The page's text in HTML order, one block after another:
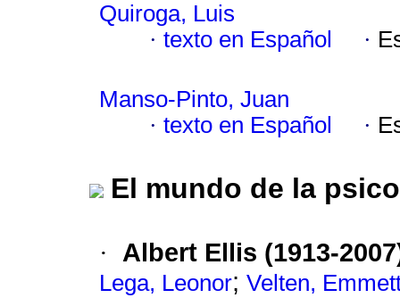
Quiroga, Luis
· texto en Español ·
Manso-Pinto, Juan
· texto en Español ·
El mundo de la
· Albert Ellis (1913-
Lega, Leonor; Velten,